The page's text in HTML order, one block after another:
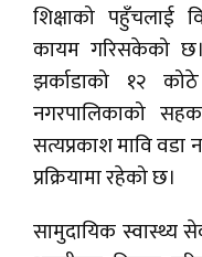
शिक्षाको पहुँचलाई
कायम गरिसकेको
झर्काडाको १२
नगरपालिकाको
सत्यप्रकाश मावि वडा
प्रक्रियामा रहेको छ।
सामुदायिक स्वास्थ्य